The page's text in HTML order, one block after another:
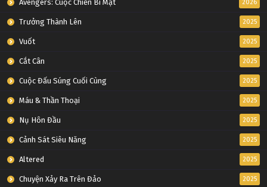
Avengers: Cuộc Chiến Bí Mật 2026
Trưởng Thành Lên 2025
Vuốt 2025
Cắt Cân 2025
Cuộc Đấu Súng Cuối Cùng 2025
Máu & Thần Thoại 2025
Nụ Hôn Đầu 2025
Cảnh Sát Siêu Năng 2025
Altered 2025
Chuyện Xảy Ra Trên Đảo 2025